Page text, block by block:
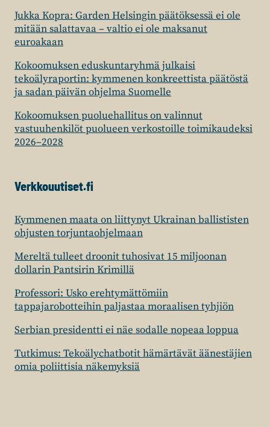
Jukka Kopra: Garden Helsingin päätöksessä ei ole
mitään salattavaa – valtio ei ole maksanut
euroakaan
Kokoomuksen eduskuntaryhmä julkaisi
tekoälyraportin: kymmenen konkreettista päätöstä
ja sadan päivän ohjelma Suomelle
Kokoomuksen puoluehallitus on valinnut
vastuuhenkilöt puolueen verkostoille toimikaudeksi
2026–2028
Verkkouutiset.fi
Kymmenen maata on liittynyt Ukrainan ballististen
ohjusten torjuntaohjelmaan
Mereltä tulleet droonit tuhosivat 15 miljoonan
dollarin Pantsirin Krimillä
Professori: Usko erehtymättömiin
tappajarobotteihin paljastaa moraalisen tyhjiön
Serbian presidentti ei näe sodalle nopeaa loppua
Tutkimus: Tekoälychatbotit hämärtävät äänestäjien
omia poliittisia näkemyksiä